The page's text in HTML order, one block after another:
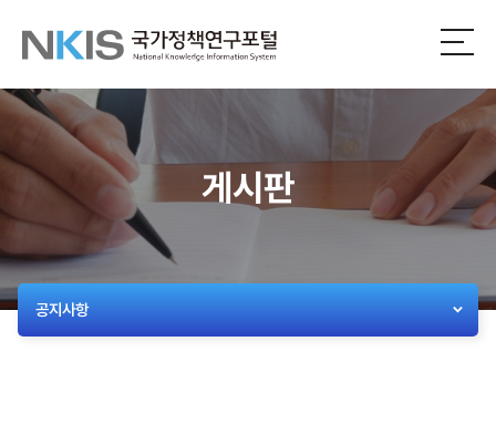
NKIS
국
가
정
책
연
구
전
메
뉴
기
게시판
공지사항